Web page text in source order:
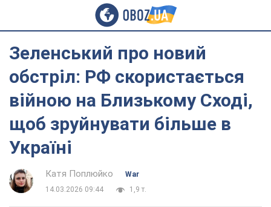
Зеленський про новий
обстріл: РФ скористається
війною на Близькому Сході,
щоб зруйнувати більше в
Україні
Катя Поплюйко
War
14.03.2026 09:44
1,9 т.